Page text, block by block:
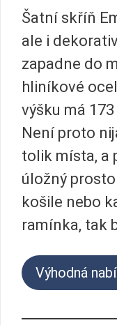
Šatní skříň
ale i
zapadne do
hliníkové
výšku má
Není proto
tolik místa, a
úložný
košile nebo
ramínka, tak
Výhodná